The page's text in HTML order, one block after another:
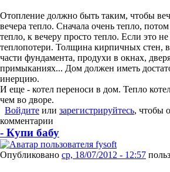
Отопление должно быть таким, чтобы
вечера тепло. Сначала очень тепло,
тепло, к вечеру просто тепло. Если это
теплопотери. Толщина кирпичных стен,
части фундамента, продухи в окнах,
примыканиях... Дом должен иметь
инерцию.
И еще - котел переноси в дом. Тепло
чем во дворе.
Войдите или зарегистрируйтесь, чтобы
комментарии
- Купи бабу
Опубликовано ср, 18/07/2012 - 12:57